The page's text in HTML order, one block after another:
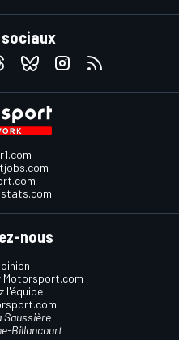
sociaux
nous
Motorsport.com
l'équipe
Saussière
Billancourt